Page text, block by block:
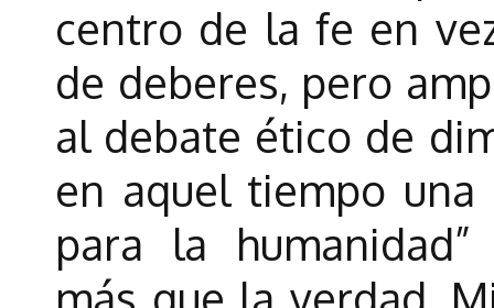
centro de la fe en
de deberes, pero
al debate ético de
en aquel tiempo
para la